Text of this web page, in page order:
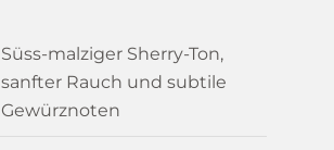
Süss-malziger Sherry-Ton,
sanfter Rauch und subtile
Gewürznoten